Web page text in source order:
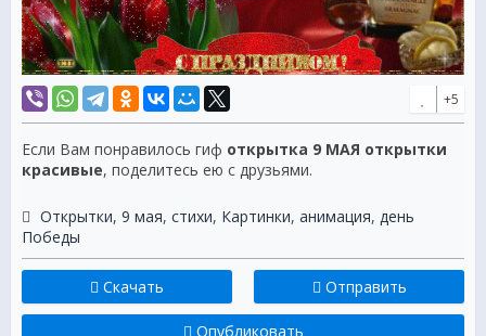
+5
Если Вам понравилось гиф открытка 9 МАЯ открытки
красивые, поделитесь ею с друзьями.
Открытки, 9 мая, стихи, Картинки, анимация, день
Победы
Скачать Отправить
Опубликовать